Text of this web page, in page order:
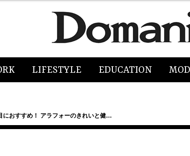
LIFESTYLE EDUCATION
におすすめ！ アラフォーのきれいと健…